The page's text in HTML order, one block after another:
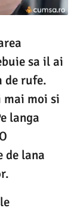
sa il ai
de rufe.
mai moi si
langa
de lana